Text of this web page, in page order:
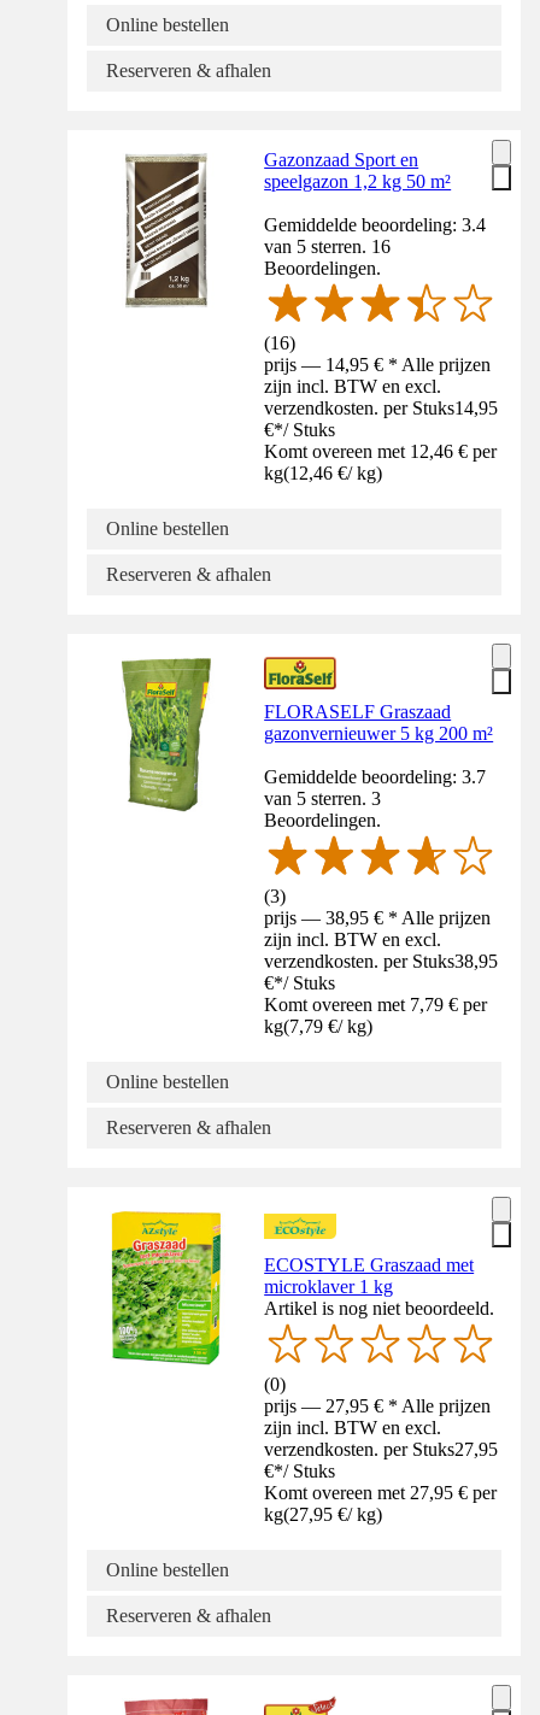
Online bestellen
Reserveren & afhalen
Gazonzaad Sport en
speelgazon 1,2 kg 50 m²
Gemiddelde beoordeling: 3.4
van 5 sterren. 16
Beoordelingen.
(16)
prijs — 14,95 € * Alle prijzen
zijn incl. BTW en excl.
verzendkosten. per Stuks14,95
€*/ Stuks
Komt overeen met 12,46 € per
kg(12,46 €/ kg)
Online bestellen
Reserveren & afhalen
FLORASELF Graszaad
gazonvernieuwer 5 kg 200 m²
Gemiddelde beoordeling: 3.7
van 5 sterren. 3
Beoordelingen.
(3)
prijs — 38,95 € * Alle prijzen
zijn incl. BTW en excl.
verzendkosten. per Stuks38,95
€*/ Stuks
Komt overeen met 7,79 € per
kg(7,79 €/ kg)
Online bestellen
Reserveren & afhalen
ECOSTYLE Graszaad met
microklaver 1 kg
Artikel is nog niet beoordeeld.
(0)
prijs — 27,95 € * Alle prijzen
zijn incl. BTW en excl.
verzendkosten. per Stuks27,95
€*/ Stuks
Komt overeen met 27,95 € per
kg(27,95 €/ kg)
Online bestellen
Reserveren & afhalen